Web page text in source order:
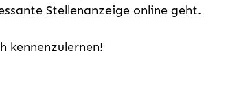
Stellenanzeige online geht.
kennenzulernen!